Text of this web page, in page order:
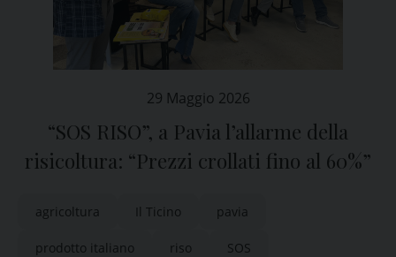
29 Maggio 2026
“SOS RISO”, a Pavia l’allarme della
risicoltura: “Prezzi crollati fino al 60%”
agricoltura Il Ticino pavia
prodotto italiano riso SOS